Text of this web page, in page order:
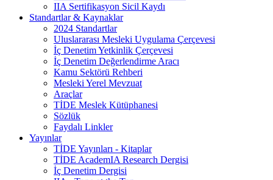
IIA Sertifikasyon Sicil Kaydı
Standartlar & Kaynaklar
2024 Standartlar
Uluslararası Mesleki Uygulama Çerçevesi
İç Denetim Yetkinlik Çerçevesi
İç Denetim Değerlendirme Aracı
Kamu Sektörü Rehberi
Mesleki Yerel Mevzuat
Araçlar
TİDE Meslek Kütüphanesi
Sözlük
Faydalı Linkler
Yayınlar
TİDE Yayınları - Kitaplar
TİDE AcademIA Research Dergisi
İç Denetim Dergisi